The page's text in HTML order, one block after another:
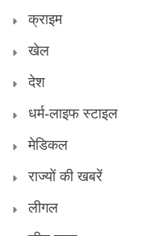
क्राइम
खेल
देश
धर्म-लाइफ स्टाइल
मेडिकल
राज्यों की खबरें
लीगल